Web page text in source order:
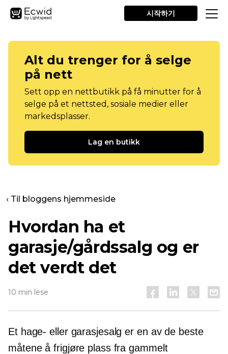
시작하기
Alt du trenger for å selge
på nett
Sett opp en nettbutikk på få minutter for å
selge på et nettsted, sosiale medier eller
markedsplasser.
Lag en butikk
‹ Til bloggens hjemmeside
Hvordan ha et
garasje/gårdssalg og er
det verdt det
10 min lese
Et hage- eller garasjesalg er en av de beste
måtene å frigjøre plass fra gammelt